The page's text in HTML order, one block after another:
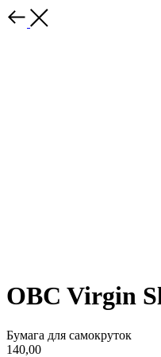
OBC Virgin
Бумага для самокруток
140,00